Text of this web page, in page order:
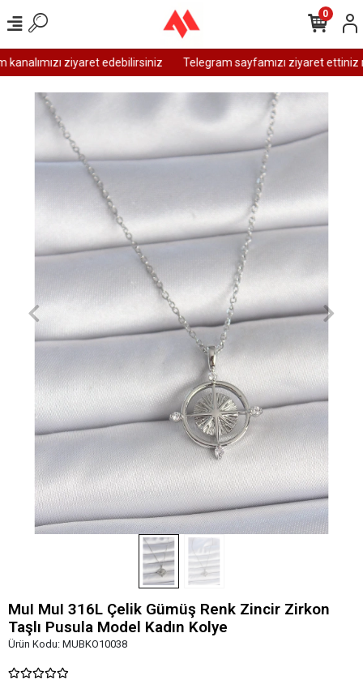
ziyaret edebilirsiniz Telegram sayfamızı ziyaret ettiniz
0
MuI MuI 316L Çelik Gümüş Renk Zincir Zirkon
Taşlı Pusula Model Kadın Kolye
Ürün Kodu: MUBKO10038